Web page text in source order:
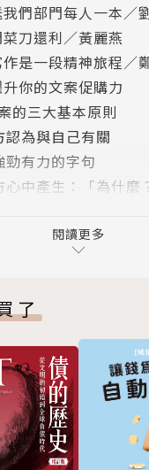
手機、網頁、e-
費者極為有限又容
則中的原則。
巧，猶如身懷磨利
忘不了的好文案。
件】
上掉下來的禮物……
馬轉台。你自己也
給面子，讓他覺得「
心關鍵。
念不忘（直到手滑下
們部門每人一本／
刀還利／黃麗燕
是一段精神旅程／
你的文案促購力
的三大基本原則
為與自己有關
有力的字句
中產生：「為什麼
堅硬有力」
不造作
體數字
所需時間
處與效果
勾出畫面
來
閱讀更多
了